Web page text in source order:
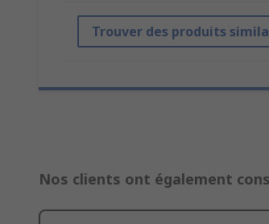
Trouver des produits
Nos clients ont également